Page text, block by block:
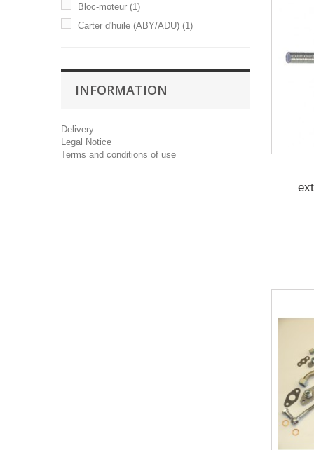
Bloc-moteur (1)
Carter d'huile (ABY/ADU) (1)
INFORMATION
Delivery
Legal Notice
Terms and conditions of use